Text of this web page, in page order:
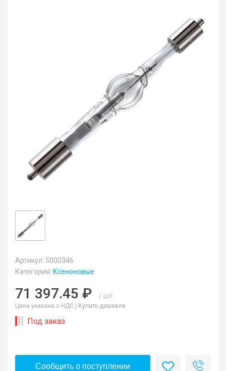
Артикул: 5000346
Категория: Ксеноновые
71 397.45 ₽ / шт.
Цена указана с НДС | Купить дешевле
Под заказ
Сообщить о поступлении